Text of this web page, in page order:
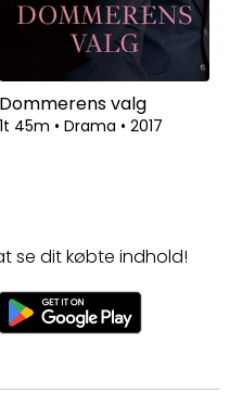
Dommerens valg
1t 45m • Drama • 2017
se dit købte indhold!